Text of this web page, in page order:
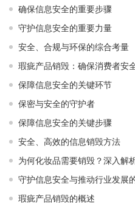
确保信息安全的重要步骤
守护信息安全的重要力量
安全、合规与环保的综合考量
瑕疵产品销毁：确保消费者安
保障信息安全的关键环节
保密与安全的守护者
保障信息安全的关键步骤
安全、高效的信息销毁方法
为何化妆品需要销毁？深入解
守护信息安全与推动行业发展
瑕疵产品销毁的概述